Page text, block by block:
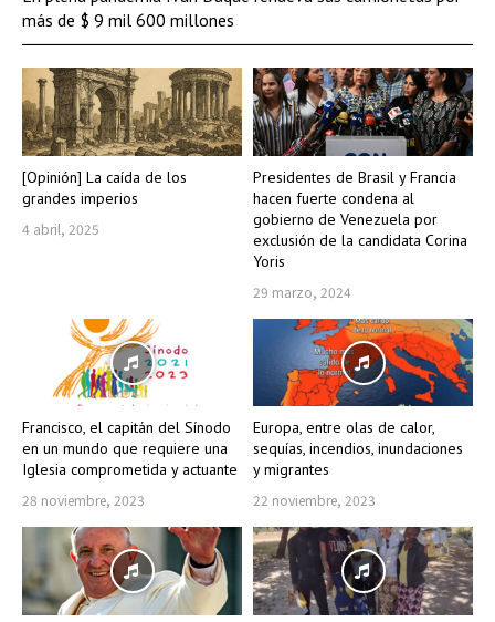
[Opinión] La caída de los
grandes imperios
4 abril, 2025
Presidentes de Brasil y Francia
hacen fuerte condena al
gobierno de Venezuela por
exclusión de la candidata Corina
Yoris
29 marzo, 2024
Francisco, el capitán del Sínodo
en un mundo que requiere una
Iglesia comprometida y actuante
28 noviembre, 2023
Europa, entre olas de calor,
sequías, incendios, inundaciones
y migrantes
22 noviembre, 2023
más de $ 9 mil 600 millones